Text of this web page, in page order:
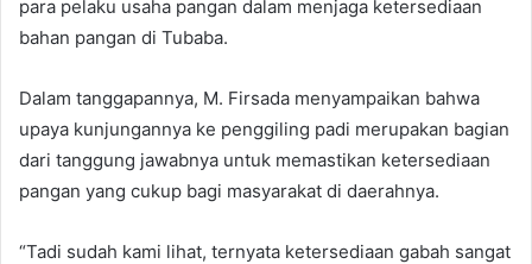
para pelaku usaha pangan dalam menjaga ketersediaan
bahan pangan di Tubaba.
Dalam tanggapannya, M. Firsada menyampaikan bahwa
upaya kunjungannya ke penggiling padi merupakan bagian
dari tanggung jawabnya untuk memastikan ketersediaan
pangan yang cukup bagi masyarakat di daerahnya.
“Tadi sudah kami lihat, ternyata ketersediaan gabah sangat